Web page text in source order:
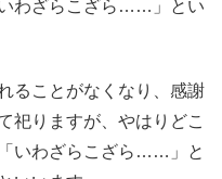
わざらこざら……」とい
ることがなくなり、感謝
祀りますが、やはりどこ
いわざらこざら……」と